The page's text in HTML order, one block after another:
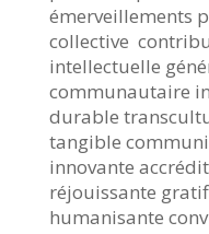
émerveillements
collective
intellectuelle
communautaire
durable
tangible
innovante
réjouissante
humanisante